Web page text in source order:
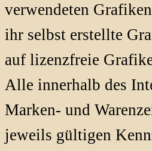
verwendeten
ihr selbst erstellte
auf lizenzfreie
Alle innerhalb des
Marken- und
jeweils gültigen